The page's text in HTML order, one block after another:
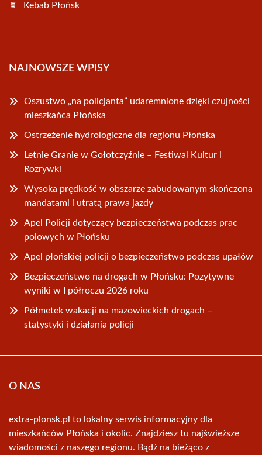
Kebab Płońsk
NAJNOWSZE WPISY
Oszustwo „na policjanta” udaremnione dzięki czujności
mieszkańca Płońska
Ostrzeżenie hydrologiczne dla regionu Płońska
Letnie Granie w Gołotczyźnie – Festiwal Kultur i
Rozrywki
Wysoka prędkość w obszarze zabudowanym skończona
mandatami i utratą prawa jazdy
Apel Policji dotyczący bezpieczeństwa podczas prac
polowych w Płońsku
Apel płońskiej policji o bezpieczeństwo podczas upałów
Bezpieczeństwo na drogach w Płońsku: Pozytywne
wyniki w I półroczu 2026 roku
Półmetek wakacji na mazowieckich drogach –
statystyki i działania policji
O NAS
extra-plonsk.pl to lokalny serwis informacyjny dla
mieszkańców Płońska i okolic. Znajdziesz tu najświeższe
wiadomości z naszego regionu. Bądź na bieżąco z